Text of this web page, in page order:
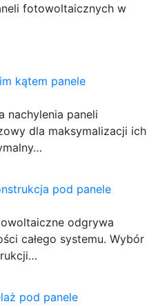
fotowoltaicznych w
kątem panele
nachylenia paneli
dla maksymalizacji ich
pod panele
odgrywa
całego systemu. Wybór
pod panele